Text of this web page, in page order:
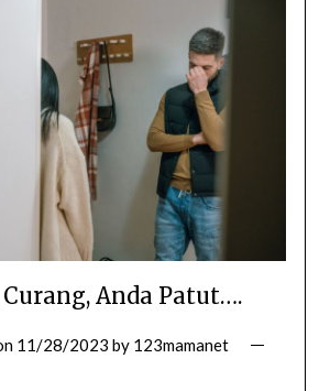
Anda Patut….
11/28/2023 by 123mamanet